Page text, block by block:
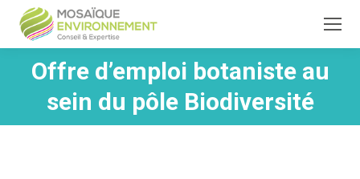
Offre d’emploi botaniste au
sein du pôle Biodiversité
Vous êtes ici :